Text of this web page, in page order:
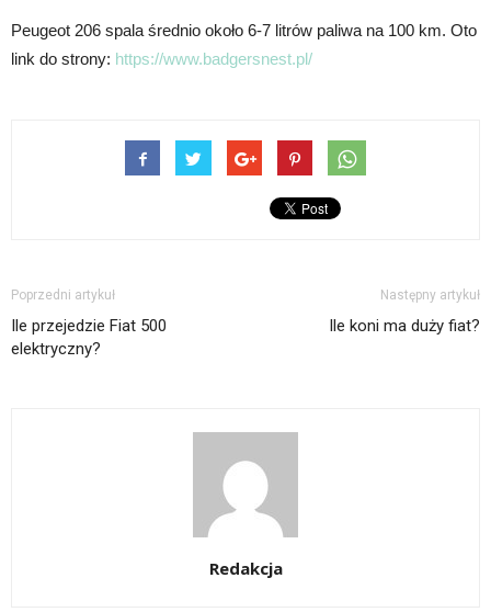
Peugeot 206 spala średnio około 6-7 litrów paliwa na 100 km. Oto
link do strony: https://www.badgersnest.pl/
Poprzedni artykuł
Ile przejedzie Fiat 500
elektryczny?
Następny artykuł
Ile koni ma duży fiat?
Redakcja